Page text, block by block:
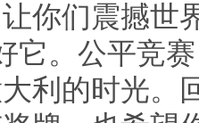
你们震撼世
它。公平竞
利的时光。